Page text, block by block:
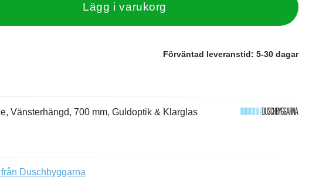
Lägg i varukorg
Förväntad leveranstid: 5-30 dagar
Vänsterhängd, 700 mm, Guldoptik & Klarglas
Duschbyggarna